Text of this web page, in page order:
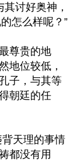
讨好奥神，
怎么样呢？”
尊贵的地
地位较低，
子，与其等
朝廷的任
天理的事情
都没有用